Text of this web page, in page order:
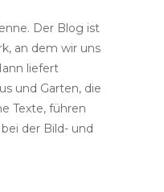
Der Blog ist
an dem wir uns
liefert
und Garten, die
Texte, führen
der Bild- und